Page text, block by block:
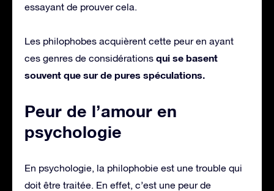
essayant de prouver cela.
Les philophobes acquièrent cette peur en ayant
ces genres de considérations qui se basent
souvent que sur de pures spéculations.
Peur de l’amour en
psychologie
En psychologie, la philophobie est une trouble qui
doit être traitée. En effet, c’est une peur de